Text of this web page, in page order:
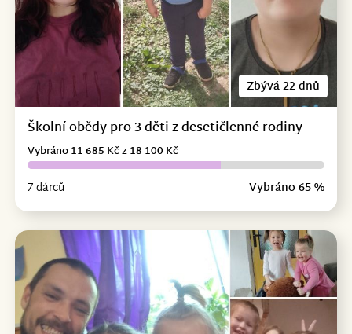
Zbývá 22 dnů
Školní obědy pro 3 děti z desetičlenné rodiny
7 dárců Vybráno 65 %
Vybráno 11 685 Kč z 18 100 Kč